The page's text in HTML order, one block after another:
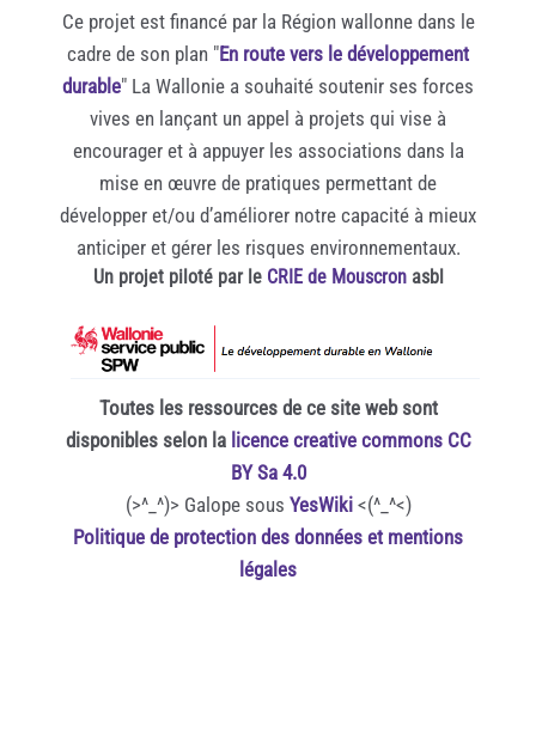
Ce projet est financé par la Région wallonne dans le
cadre de son plan "En route vers le développement
durable" La Wallonie a souhaité soutenir ses forces
vives en lançant un appel à projets qui vise à
encourager et à appuyer les associations dans la
mise en œuvre de pratiques permettant de
développer et/ou d’améliorer notre capacité à mieux
anticiper et gérer les risques environnementaux.
Un projet piloté par le CRIE de Mouscronasbl
Toutes les ressources de ce site web sont
disponibles selon la licence creative commons CC
BY Sa 4.0
(>^_^)> Galope sous YesWiki<(^_^<)
Politique de protection des données et mentions
légales